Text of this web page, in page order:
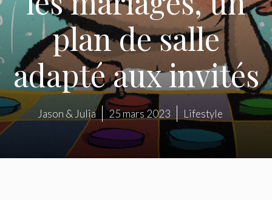
plan de salle
adapté aux invités
Jason & Julia 25 mars 2023 Lifestyle